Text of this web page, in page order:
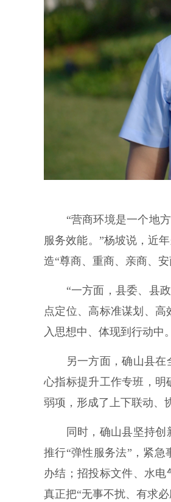
“营商环境是一个地方
服务效能。”杨坡说，近
造“尊商、重商、亲商、安
“一方面，县委、县政
点定位、高标准谋划、
入思想中、体现到行动中
另一方面，确山县在全
心指标提升工作专班，
弱项，形成了上下联动、
同时，确山县坚持创新
推行“弹性服务法”，紧
办结；招投标文件、水
真正把“无事不扰、有求必